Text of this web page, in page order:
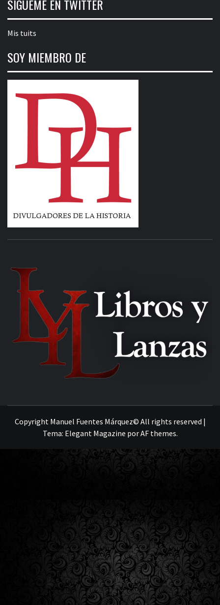
SÍGUEME EN TWITTER
Mis tuits
SOY MIEMBRO DE
Copyright Manuel Fuentes Márquez© All rights reserved |
Tema: Elegant Magazine porAF themes.